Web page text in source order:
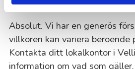
Är ni försäkrade?
Absolut. Vi har en generös
villkoren kan variera beroende
Kontakta ditt lokalkontor i
information om vad som gäller.